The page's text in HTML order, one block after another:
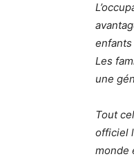
enfants
Les
une
Tout
officiel
monde